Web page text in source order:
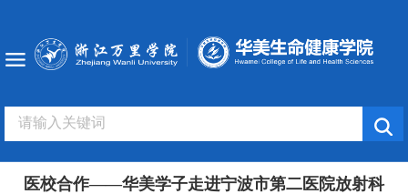
医校合作——华美学子走进宁波市第二医院放射科